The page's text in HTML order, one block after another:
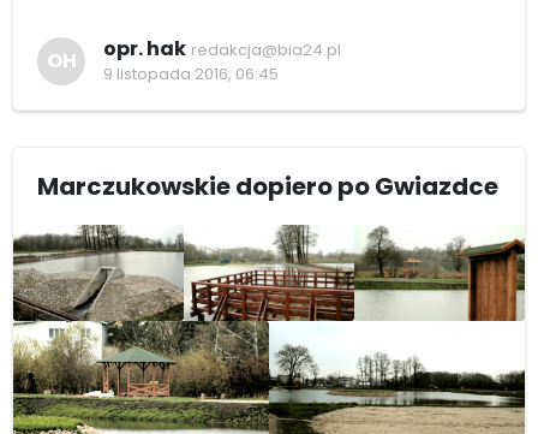
OH opr. hak redakcja@bia24.pl
9 listopada 2016, 06:45
Marczukowskie dopiero po Gwiazdce